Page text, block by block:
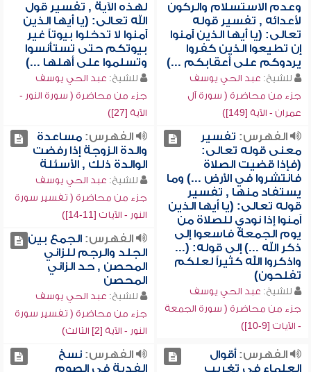
وعدم الاستسلام والركون
لأعدائه , تفسير قوله
تعالى: (يا أيها الذين آمنوا
إن تطيعوا الذين كفروا
يردوكم على أعقابكم ...)
للشيخ: عبد الحي يوسف
جزء من محاضرة ( سورة آل
عمران - الآية [149])
لهذه الآية , تفسير قول
الله تعالى: (يا أيها الذين
آمنوا لا تدخلوا بيوتاً غير
بيوتكم حتى تستأنسوا
وتسلموا على أهلها ...)
للشيخ: عبد الحي يوسف
جزء من محاضرة ( سورة النور -
الآية [27])
الفهرس: تفسير
معنى قوله تعالى:
(فإذا قضيت الصلاة
فانتشروا في الأرض ...) وما
يستفاد منها , تفسير
قوله تعالى: (يا أيها الذين
آمنوا إذا نودي للصلاة من
يوم الجمعة فاسعوا إلى
ذكر الله ...) إلى قوله: (...
واذكروا الله كثيراً لعلكم
تفلحون)
للشيخ: عبد الحي يوسف
جزء من محاضرة ( سورة الجمعة
- الآيات [9-10])
الفهرس:مساعدة
والدة الزوجة إذا رفضت
الوالدة ذلك , الأسئلة
للشيخ: عبد الحي يوسف
جزء من محاضرة ( تفسير سورة
النور - الآيات [11-14])
الفهرس:الجمع بين
الجلد والرجم للزاني
المحصن , حد الزاني
المحصن
للشيخ: عبد الحي يوسف
جزء من محاضرة ( تفسير سورة
النور - الآية [2] الثالث)
الفهرس:أقوال
العلماء في تغريب
الفهرس:نسخ
الفدية في الصوم